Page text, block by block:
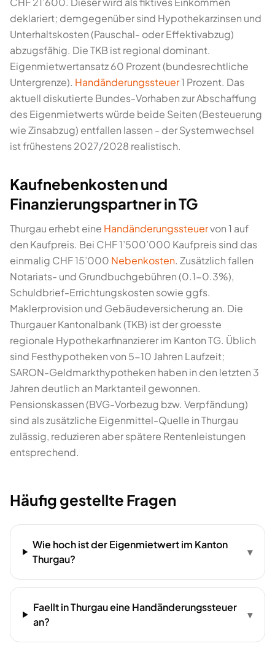
deklariert; demgegenüber sind Hypothekarzinsen und
Unterhaltskosten (Pauschal- oder Effektivabzug)
abzugsfähig. Die TKB ist regional dominant.
Eigenmietwertansatz 60 Prozent (bundesrechtliche
Untergrenze). Handänderungssteuer1 Prozent. Das
aktuell diskutierte Bundes-Vorhaben zur Abschaffung
des Eigenmietwerts würde beide Seiten (Besteuerung
wie Zinsabzug) entfallen lassen - der Systemwechsel
ist frühestens 2027/2028 realistisch.
Kaufnebenkosten und
Finanzierungspartner in TG
Thurgau erhebt eine Handänderungssteuervon 1 auf
den Kaufpreis. Bei CHF 1’500’000 Kaufpreis sind das
einmalig CHF 15’000 Nebenkosten. Zusätzlich fallen
Notariats- und Grundbuchgebühren (0.1-0.3%),
Schuldbrief-Errichtungskosten sowie ggfs.
Maklerprovision und Gebäudeversicherung an. Die
Thurgauer Kantonalbank (TKB) ist der groesste
regionale Hypothekarfinanzierer im Kanton TG. Üblich
sind Festhypotheken von 5-10 Jahren Laufzeit;
SARON-Geldmarkthypotheken haben in den letzten 3
Jahren deutlich an Marktanteil gewonnen.
Pensionskassen (BVG-Vorbezug bzw. Verpfändung)
sind als zusätzliche Eigenmittel-Quelle in Thurgau
zulässig, reduzieren aber spätere Rentenleistungen
entsprechend.
Häufig gestellte Fragen
Wie hoch ist der Eigenmietwert im Kanton
Thurgau?
▾
Faellt in Thurgau eine Handänderungssteuer
an?
▾